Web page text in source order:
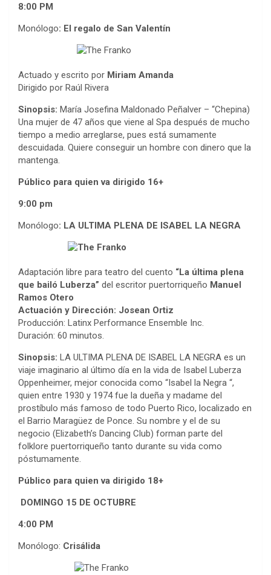
8:00 PM
Monólogo: El regalo de San Valentín
Actuado y escrito por Miriam Amanda
Dirigido por Raúl Rivera
Sinopsis: María Josefina Maldonado Peñalver – “Chepina)
Una mujer de 47 años que viene al Spa después de mucho
tiempo a medio arreglarse, pues está sumamente
descuidada. Quiere conseguir un hombre con dinero que la
mantenga.
Público para quien va dirigido 16+
9:00 pm
Monólogo: LA ULTIMA PLENA DE ISABEL LA NEGRA
Adaptación libre para teatro del cuento “La última plena
que bailó Luberza” del escritor puertorriqueño Manuel
Ramos Otero
Actuación y Dirección: Josean Ortiz
Producción: Latinx Performance Ensemble Inc.
Duración: 60 minutos.
Sinopsis: LA ULTIMA PLENA DE ISABEL LA NEGRA es un
viaje imaginario al último día en la vida de Isabel Luberza
Oppenheimer, mejor conocida como “Isabel la Negra “,
quien entre 1930 y 1974 fue la dueña y madame del
prostíbulo más famoso de todo Puerto Rico, localizado en
el Barrio Maragüez de Ponce. Su nombre y el de su
negocio (Elizabeth’s Dancing Club) forman parte del
folklore puertorriqueño tanto durante su vida como
póstumamente.
Público para quien va dirigido 18+
DOMINGO 15 DE OCTUBRE
4:00 PM
Monólogo: Crisálida